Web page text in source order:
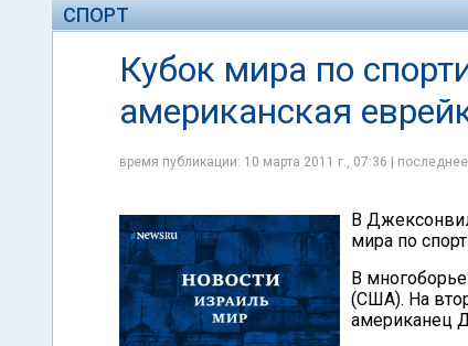
СПОРТ
Кубок мира по
американская
время публикации: 10 марта 2011 г., 07:36 |
В
мира по
В
(США). На
американец